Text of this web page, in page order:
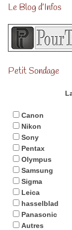
Le Blog d’Infos
Petit Sondage
Canon
Nikon
Sony
Pentax
Olympus
Samsung
Sigma
Leica
hasselblad
Panasonic
Autres